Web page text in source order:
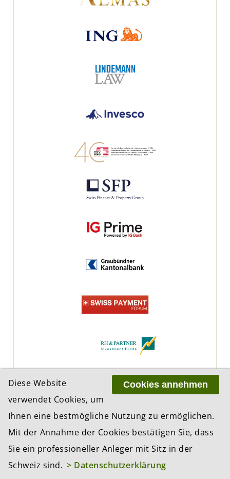
Cookies annehmen
Diese Website
verwendet Cookies, um
Ihnen eine bestmögliche Nutzung zu ermöglichen.
Mit der Annahme der Cookies bestätigen Sie, dass
Sie ein professioneller Anleger mit Sitz in der
Schweiz sind. > Datenschutzerklärung